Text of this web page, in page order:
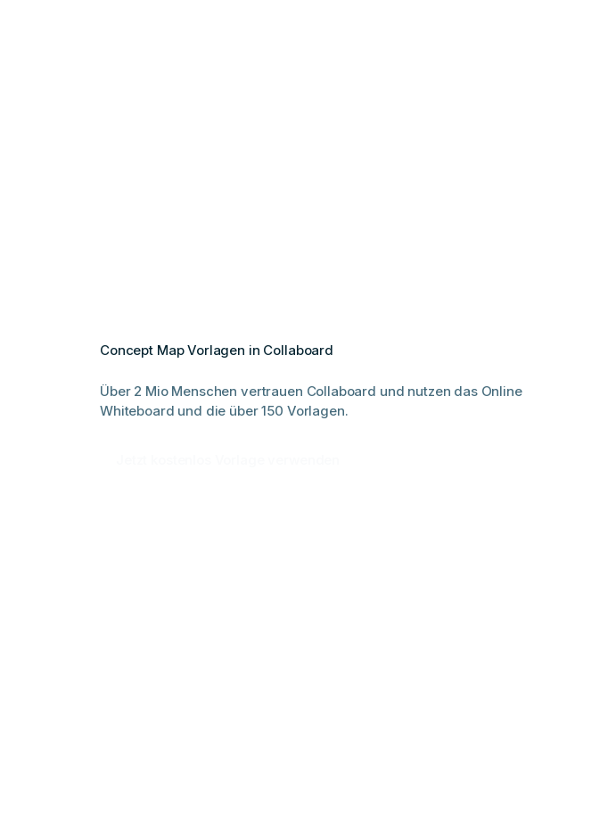
Concept Map Vorlagen in Collaboard
Über 2 Mio Menschen vertrauen Collaboard und nutzen das Online
Whiteboard und die über 150 Vorlagen.